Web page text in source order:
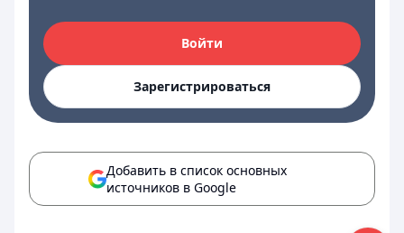
Войти
Зарегистрироваться
Добавить в список основных
источников в Google